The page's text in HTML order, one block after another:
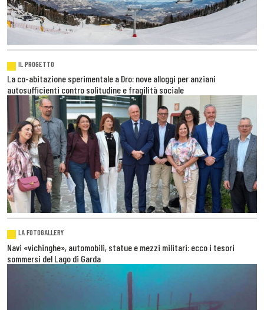
IL PROGETTO
La co-abitazione sperimentale a Dro: nove alloggi per anziani
autosufficienti contro solitudine e fragilità sociale
LA FOTOGALLERY
Navi «vichinghe», automobili, statue e mezzi militari: ecco i tesori
sommersi del Lago di Garda